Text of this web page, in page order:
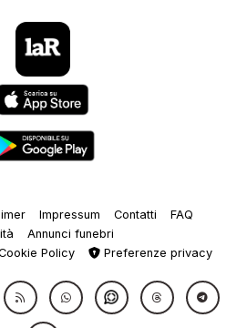
Impressum Contatti
FAQ
Annunci funebri
Policy Preferenze privacy